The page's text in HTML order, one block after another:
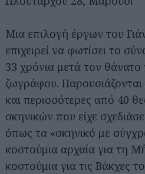
Μια επιλογή έργων του
επιχειρεί να φωτίσει το
33 χρόνια μετά τον
ζωγράφου. Παρουσιάζονται
και περισσότερες από 40
σκηνικών που είχε
όπως τα «σκηνικό με
κοστούμια αρχαία για τη
κοστούμια για τις Βάκχες